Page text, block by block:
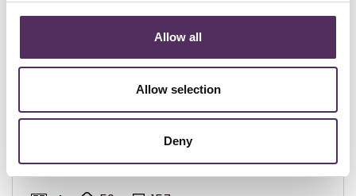
Allow all
Allow selection
Deny
Witmakersstraat 23 Maastricht